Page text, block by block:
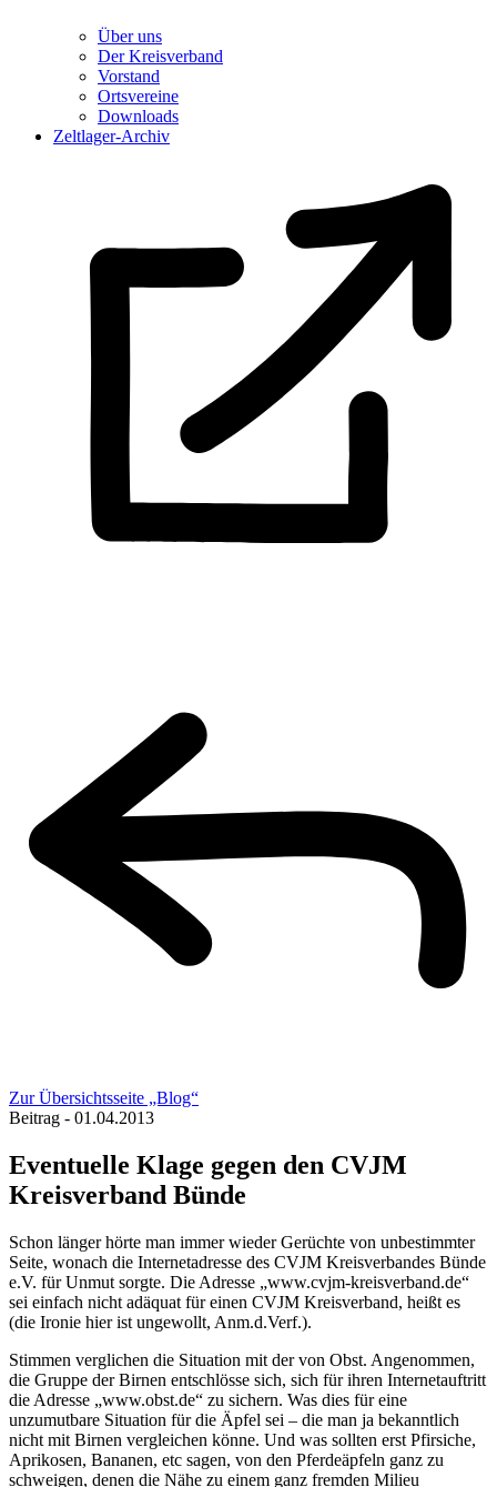
Über uns
Der Kreisverband
Vorstand
Ortsvereine
Downloads
Zeltlager-Archiv
Zur Übersichtsseite „Blog“
Beitrag - 01.04.2013
Eventuelle Klage gegen den CVJM
Kreisverband Bünde
Schon länger hörte man immer wieder Gerüchte von unbestimmter
Seite, wonach die Internetadresse des CVJM Kreisverbandes Bünde
e.V. für Unmut sorgte. Die Adresse „www.cvjm-kreisverband.de“
sei einfach nicht adäquat für einen CVJM Kreisverband, heißt es
(die Ironie hier ist ungewollt, Anm.d.Verf.).
Stimmen verglichen die Situation mit der von Obst. Angenommen,
die Gruppe der Birnen entschlösse sich, sich für ihren Internetauftritt
die Adresse „www.obst.de“ zu sichern. Was dies für eine
unzumutbare Situation für die Äpfel sei – die man ja bekanntlich
nicht mit Birnen vergleichen könne. Und was sollten erst Pfirsiche,
Aprikosen, Bananen, etc sagen, von den Pferdeäpfeln ganz zu
schweigen, denen die Nähe zu einem ganz fremden Milieu